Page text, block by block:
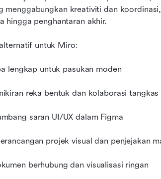
menggabungkan kreativiti dan
hingga penghantaran akhir.
untuk Miro:
lengkap untuk pasukan moden
reka bentuk dan kolaborasi tangkas
saran UI/UX dalam Figma
projek visual dan penjejakan
berhubung dan visualisasi ringan